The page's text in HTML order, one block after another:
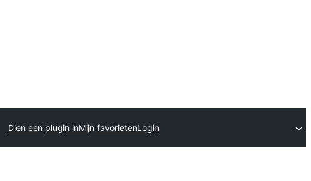
Dien een plugin inMijn favorietenLogin